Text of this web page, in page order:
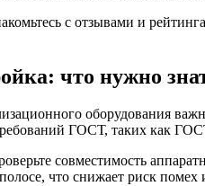
с отзывами и
что нужно
оборудования
ГОСТ, таких как
совместимость
что снижает риск помех